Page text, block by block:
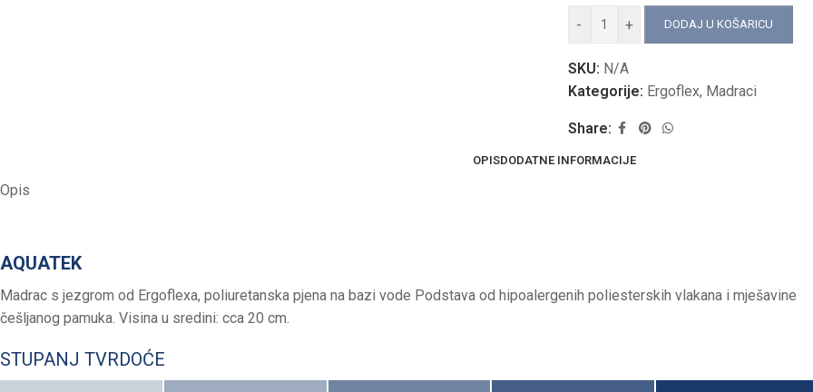
- + DODAJ U KOŠARICU
SKU: N/A
Kategorije: Ergoflex, Madraci
Share:
OPISDODATNE INFORMACIJE
Opis
AQUATEK
Madrac s jezgrom od Ergoflexa, poliuretanska pjena na bazi vode Podstava od hipoalergenih poliesterskih vlakana i mješavine
češljanog pamuka. Visina u sredini: cca 20 cm.
STUPANJ TVRDOĆE